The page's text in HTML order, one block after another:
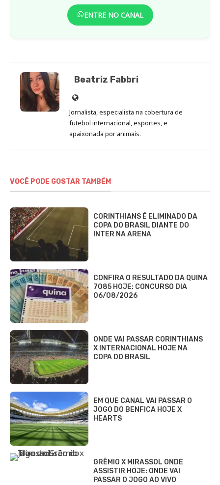
ENTRE NO CANAL
Beatriz Fabbri
Site
de
Beatriz
Fabbri
Jornalista, especialista na cobertura de
futebol internacional, esportes, e
apaixonada por animais.
VOCÊ PODE GOSTAR TAMBÉM
CORINTHIANS É ELIMINADO DA
COPA DO BRASIL DIANTE DO
INTER NA ARENA
CONFIRA O RESULTADO DA QUINA
7085 HOJE: CONCURSO DIA
06/08/2026
ONDE VAI PASSAR CORINTHIANS
X INTERNACIONAL HOJE NA
COPA DO BRASIL
EM QUE CANAL VAI PASSAR O
JOGO DO BENFICA HOJE X
HEARTS
GRÊMIO X MIRASSOL ONDE
ASSISTIR HOJE: ONDE VAI
PASSAR O JOGO AO VIVO